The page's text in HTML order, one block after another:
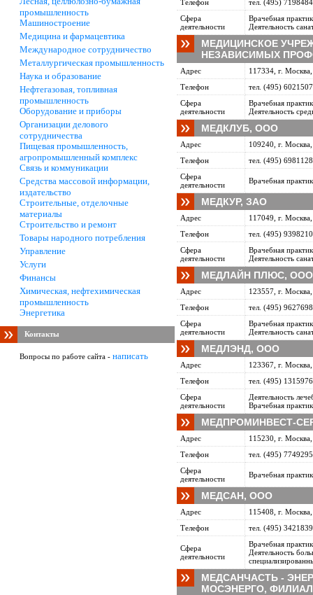
промышленность
Машиностроение
Медицина и фармацевтика
Международное сотрудничество
Металлургическая промышленность
Наука и образование
Нефтегазовая, топливная
промышленность
Оборудование и приборы
Организации делового
сотрудничества
Пищевая промышленность,
агропромышленный комплекс
Связь и коммуникации
Средства массовой информации,
издательство
Строительные, отделочные
материалы
Строительство и ремонт
Товары народного потребления
Управление
Услуги
Финансы
Химическая, нефтехимическая
промышленность
Энергетика
Контакты
Вопросы по работе сайта - написать
Телефон
тел. (495) 7198484
Сфера
деятельности
Врачебная
Деятельность
МЕДИЦИНСКОЕ
НЕЗАВИСИМЫХ
Адрес
117334, г.
Телефон
тел. (495) 6021507
Сфера
деятельности
Врачебная
Деятельность
МЕДКЛУБ, ООО
Адрес
109240, г.
Телефон
тел. (495) 6981128
Сфера
деятельности
Врачебная
МЕДКУР, ЗАО
Адрес
117049, г.
Телефон
тел. (495) 9398210
Сфера
деятельности
Врачебная
Деятельность
МЕДЛАЙН ПЛЮС, ООО
Адрес
123557, г.
Телефон
тел. (495) 9627698
Сфера
деятельности
Врачебная
Деятельность
МЕДЛЭНД, ООО
Адрес
123367, г.
Телефон
тел. (495) 1315976
Сфера
деятельности
Деятельность
Врачебная
МЕДПРОМИНВЕСТ-
Адрес
115230, г.
Телефон
тел. (495) 7749295
Сфера
деятельности
Врачебная
МЕДСАН, ООО
Адрес
115408, г.
Телефон
тел. (495) 3421839
Сфера
деятельности
Врачебная
Деятельность
МЕДСАНЧАСТЬ -
МОСЭНЕРГО,